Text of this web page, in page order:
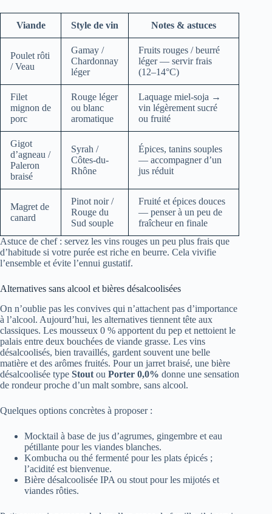
Viande Style de vin Notes & astuces
Poulet rôti
/ Veau
Gamay /
Chardonnay
léger
Fruits rouges / beurré
léger — servir frais
(12–14°C)
Filet
mignon de
porc
Rouge léger
ou blanc
aromatique
Laquage miel-soja →
vin légèrement sucré
ou fruité
Gigot
d’agneau /
Paleron
braisé
Syrah /
Côtes-du-
Rhône
Épices, tanins souples
— accompagner d’un
jus réduit
Magret de
canard
Pinot noir /
Rouge du
Sud souple
Fruité et épices douces
— penser à un peu de
fraîcheur en finale
Astuce de chef : servez les vins rouges un peu plus frais que
d’habitude si votre purée est riche en beurre. Cela vivifie
l’ensemble et évite l’ennui gustatif.
Alternatives sans alcool et bières désalcoolisées
On n’oublie pas les convives qui n’attachent pas d’importance
à l’alcool. Aujourd’hui, les alternatives tiennent tête aux
classiques. Les mousseux 0 % apportent du pep et nettoient le
palais entre deux bouchées de viande grasse. Les vins
désalcoolisés, bien travaillés, gardent souvent une belle
matière et des arômes fruités. Pour un jarret braisé, une bière
désalcoolisée type Stout ou Porter 0,0% donne une sensation
de rondeur proche d’un malt sombre, sans alcool.
Quelques options concrètes à proposer :
Mocktail à base de jus d’agrumes, gingembre et eau
pétillante pour les viandes blanches.
Kombucha ou thé fermenté pour les plats épicés ;
l’acidité est bienvenue.
Bière désalcoolisée IPA ou stout pour les mijotés et
viandes rôties.